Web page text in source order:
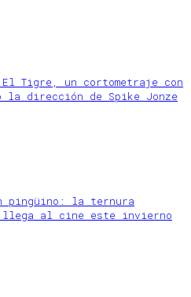
El Tigre, un cortometraje con
la dirección de Spike Jonze
pingüino: la ternura
llega al cine este invierno